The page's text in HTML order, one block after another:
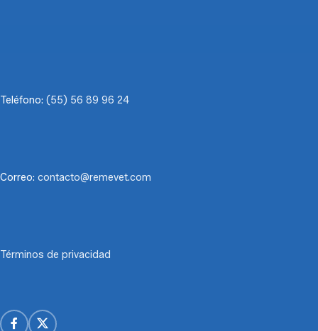
Teléfono: (55) 56 89 96 24
Correo: contacto@remevet.com
Términos de privacidad